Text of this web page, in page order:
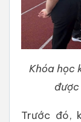
Khóa học
Trước đó,